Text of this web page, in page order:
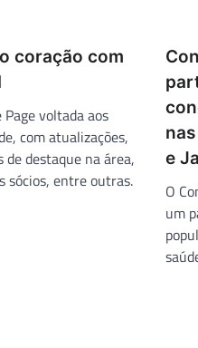
coração com
voltada aos
com atualizações,
de destaque na área,
sócios, entre outras.
e
O
um